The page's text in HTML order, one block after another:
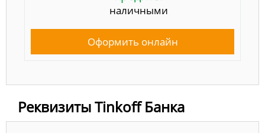
наличными
Оформить онлайн
Реквизиты Tinkoff Банка